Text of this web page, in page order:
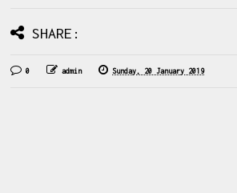
SHARE:
0 admin Sunday, 20 January 2019